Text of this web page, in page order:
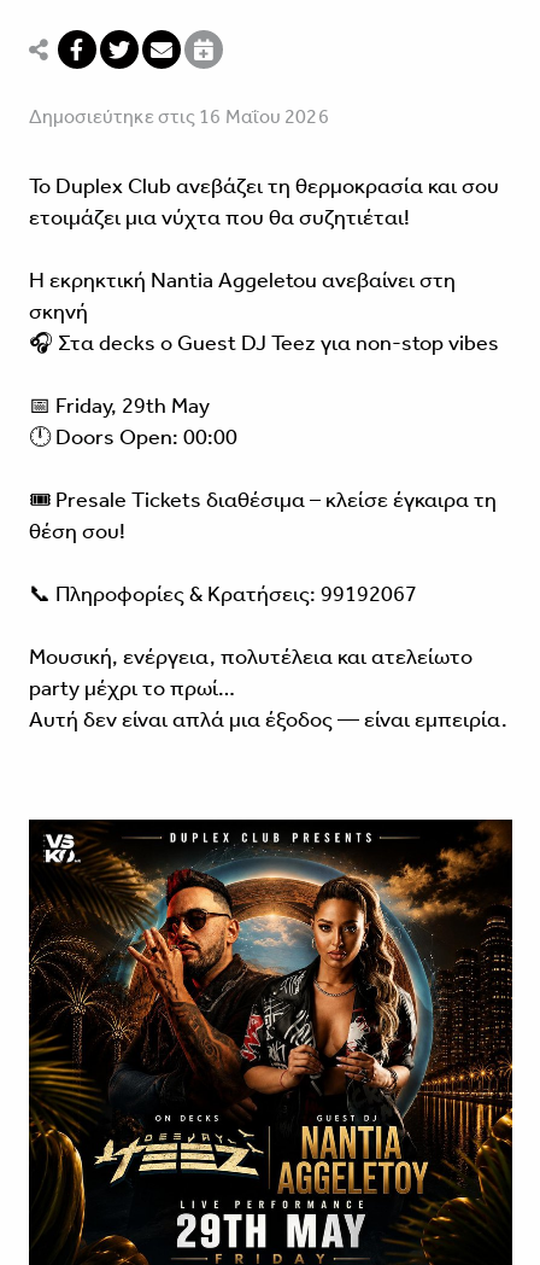
Δημοσιεύτηκε στις 16 Μαΐου 2026
Το Duplex Club ανεβάζει τη θερμοκρασία και σου
ετοιμάζει μια νύχτα που θα συζητιέται!
Η εκρηκτική Nantia Aggeletou ανεβαίνει στη
σκηνή
🎧 Στα decks ο Guest DJ Teez για non-stop vibes
📅 Friday, 29th May
🕛 Doors Open: 00:00
🎟️ Presale Tickets διαθέσιμα – κλείσε έγκαιρα τη
θέση σου!
📞 Πληροφορίες & Κρατήσεις: 99192067
Μουσική, ενέργεια, πολυτέλεια και ατελείωτο
party μέχρι το πρωί…
Αυτή δεν είναι απλά μια έξοδος — είναι εμπειρία.